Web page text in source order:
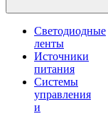
Светодиодные
ленты
Источники
питания
Системы
управления
и